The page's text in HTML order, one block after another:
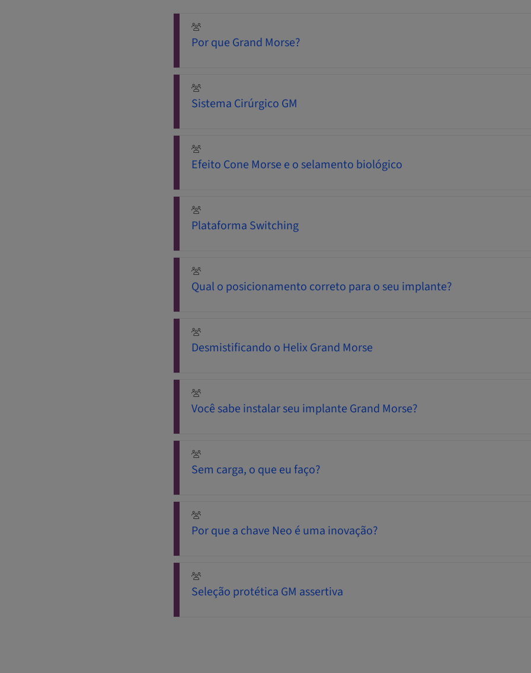
Por que Grand Morse?
Sistema Cirúrgico GM
Efeito Cone Morse e o selamento biológico
Plataforma Switching
Qual o posicionamento correto para o seu implante?
Desmistificando o Helix Grand Morse
Você sabe instalar seu implante Grand Morse?
Sem carga, o que eu faço?
Por que a chave Neo é uma inovação?
Seleção protética GM assertiva